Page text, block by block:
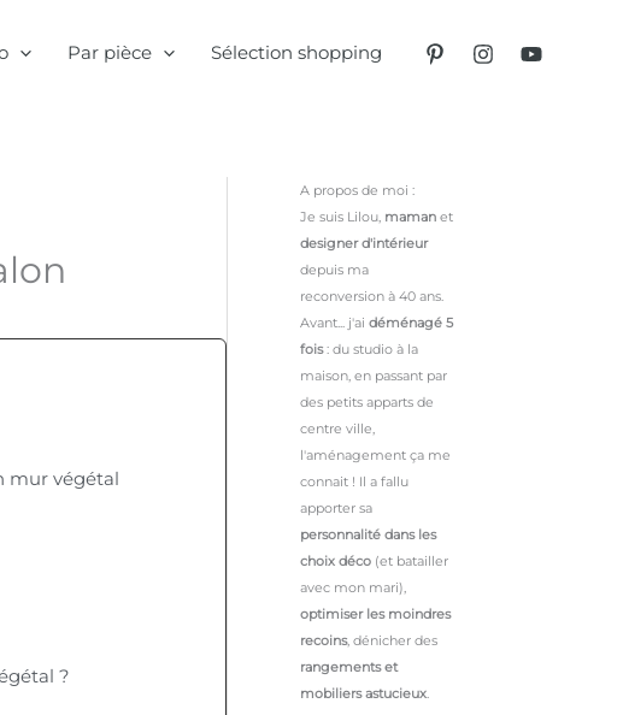
Par pièce Sélection shopping
mur végétal
?
A propos de moi :
Je suis Lilou, maman et
designer d'intérieur
depuis ma
reconversion à 40 ans.
Avant... j'aidéménagé 5
fois: du studio à la
maison, en passant par
des petits apparts de
centre ville,
l'aménagement ça me
connait ! Il a fallu
apporter sa
personnalité dans les
choix déco (et batailler
avec mon mari),
optimiser les moindres
recoins, dénicher des
rangements et
mobiliers astucieux.